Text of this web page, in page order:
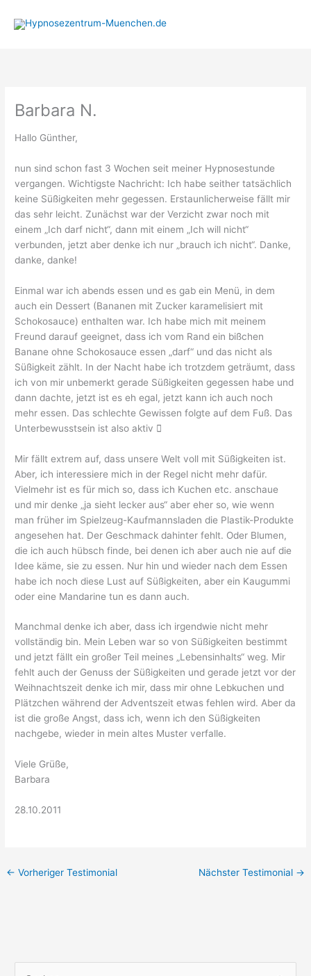
Inhalt
Barbara N.
Hallo Günther,
nun sind schon fast 3 Wochen seit meiner Hypnosestunde
vergangen. Wichtigste Nachricht: Ich habe seither tatsächlich
keine Süßigkeiten mehr gegessen. Erstaunlicherweise fällt mir
das sehr leicht. Zunächst war der Verzicht zwar noch mit
einem „Ich darf nicht“, dann mit einem „Ich will nicht“
verbunden, jetzt aber denke ich nur „brauch ich nicht“. Danke,
danke, danke!
Einmal war ich abends essen und es gab ein Menü, in dem
auch ein Dessert (Bananen mit Zucker karamelisiert mit
Schokosauce) enthalten war. Ich habe mich mit meinem
Freund darauf geeignet, dass ich vom Rand ein bißchen
Banane ohne Schokosauce essen „darf“ und das nicht als
Süßigkeit zählt. In der Nacht habe ich trotzdem geträumt, dass
ich von mir unbemerkt gerade Süßigkeiten gegessen habe und
dann dachte, jetzt ist es eh egal, jetzt kann ich auch noch
mehr essen. Das schlechte Gewissen folgte auf dem Fuß. Das
Unterbewusstsein ist also aktiv 
Mir fällt extrem auf, dass unsere Welt voll mit Süßigkeiten ist.
Aber, ich interessiere mich in der Regel nicht mehr dafür.
Vielmehr ist es für mich so, dass ich Kuchen etc. anschaue
und mir denke „ja sieht lecker aus“ aber eher so, wie wenn
man früher im Spielzeug-Kaufmannsladen die Plastik-Produkte
angesehen hat. Der Geschmack dahinter fehlt. Oder Blumen,
die ich auch hübsch finde, bei denen ich aber auch nie auf die
Idee käme, sie zu essen. Nur hin und wieder nach dem Essen
habe ich noch diese Lust auf Süßigkeiten, aber ein Kaugummi
oder eine Mandarine tun es dann auch.
Manchmal denke ich aber, dass ich irgendwie nicht mehr
vollständig bin. Mein Leben war so von Süßigkeiten bestimmt
und jetzt fällt ein großer Teil meines „Lebensinhalts“ weg. Mir
fehlt auch der Genuss der Süßigkeiten und gerade jetzt vor der
Weihnachtszeit denke ich mir, dass mir ohne Lebkuchen und
Plätzchen während der Adventszeit etwas fehlen wird. Aber da
ist die große Angst, dass ich, wenn ich den Süßigkeiten
nachgebe, wieder in mein altes Muster verfalle.
Viele Grüße,
Barbara
28.10.2011
← Vorheriger Testimonial Nächster Testimonial →